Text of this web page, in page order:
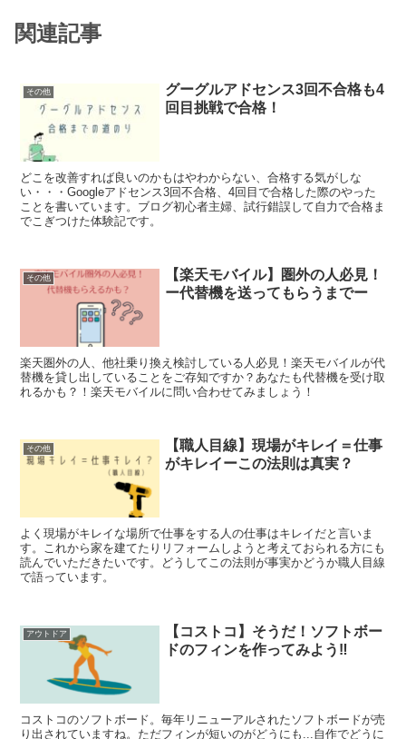
関連記事
その他
グーグルアドセンス3回不合格も4
回目挑戦で合格！
どこを改善すれば良いのかもはやわからない、合格する気がしな
い・・・Googleアドセンス3回不合格、4回目で合格した際のやった
ことを書いています。ブログ初心者主婦、試行錯誤して自力で合格ま
でこぎつけた体験記です。
その他
【楽天モバイル】圏外の人必見！
ー代替機を送ってもらうまでー
楽天圏外の人、他社乗り換え検討している人必見！楽天モバイルが代
替機を貸し出していることをご存知ですか？あなたも代替機を受け取
れるかも？！楽天モバイルに問い合わせてみましょう！
その他
【職人目線】現場がキレイ＝仕事
がキレイーこの法則は真実？
よく現場がキレイな場所で仕事をする人の仕事はキレイだと言いま
す。これから家を建てたりリフォームしようと考えておられる方にも
読んでいただきたいです。どうしてこの法則が事実かどうか職人目線
で語っています。
アウトドア
【コストコ】そうだ！ソフトボー
ドのフィンを作ってみよう‼︎
コストコのソフトボード。毎年リニューアルされたソフトボードが売
り出されていますね。ただフィンが短いのがどうにも...自作でどうに